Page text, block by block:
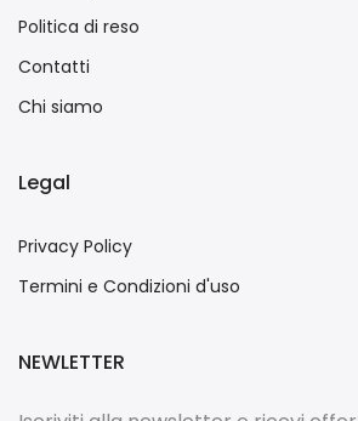
Politica di reso
Contatti
Chi siamo
Legal
Privacy Policy
Termini e Condizioni d'uso
NEWLETTER